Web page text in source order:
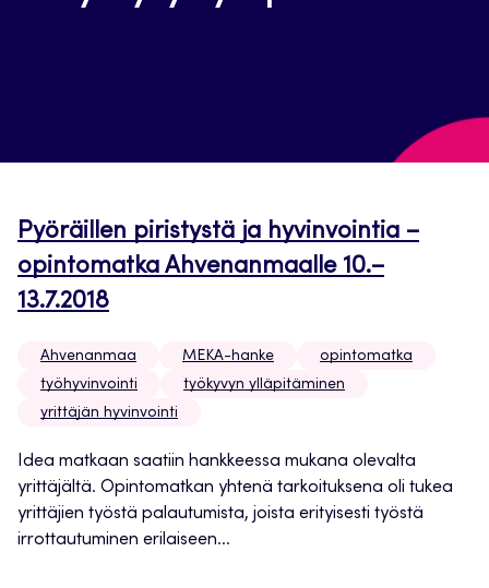
Pyöräillen piristystä ja hyvinvointia –
opintomatka Ahvenanmaalle 10.–
13.7.2018
Ahvenanmaa MEKA-hanke
opintomatka
työhyvinvointi
työkyvyn ylläpitäminen
yrittäjän hyvinvointi
Idea matkaan saatiin hankkeessa mukana olevalta
yrittäjältä. Opintomatkan yhtenä tarkoituksena oli tukea
yrittäjien työstä palautumista, joista erityisesti työstä
irrottautuminen erilaiseen...